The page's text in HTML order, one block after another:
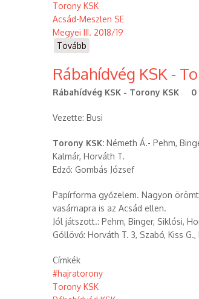
Torony KSK
Acsád-Meszlen SE
Megyei III. 2018/19
Tovább
-
Meszlen
SE
Rábahídvég KSK -
Rábahídvég KSK - Torony KSK
Vezette: Busi
Torony KSK: Németh Á.- Pehm,
Kalmár, Horváth T.
Edző: Gombás József
Papírforma győzelem. Nagyon
vasárnapra is az Acsád ellen.
Jól játszott.: Pehm, Binger, Siklósi,
Góllövő: Horváth T. 3, Szabó, Kiss G.,
Címkék
#hajratorony
Torony KSK